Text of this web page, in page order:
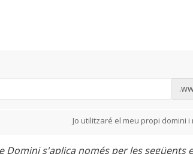
Jo utilitzaré el meu propi domini
Domini s'aplica només per les següents